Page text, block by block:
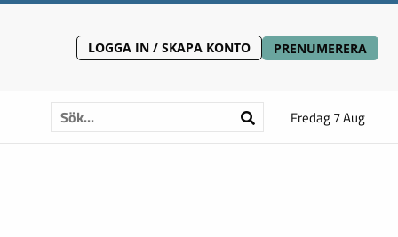
LOGGA IN / SKAPA KONTO PRENUMERERA
Fredag 7 Aug